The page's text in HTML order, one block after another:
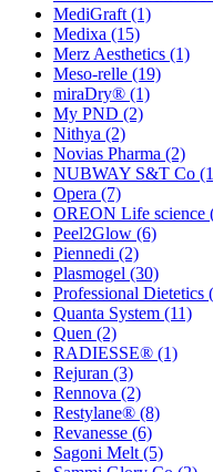
MediGraft (1)
Medixa (15)
Merz Aesthetics (1)
Meso-relle (19)
miraDry® (1)
My PND (2)
Nithya (2)
Novias Pharma (2)
NUBWAY S&T Co
Opera (7)
OREON Life science
Peel2Glow (6)
Piennedi (2)
Plasmogel (30)
Professional Dietetics
Quanta System (11)
Quen (2)
RADIESSE® (1)
Rejuran (3)
Rennova (2)
Restylane® (8)
Revanesse (6)
Sagoni Melt (5)